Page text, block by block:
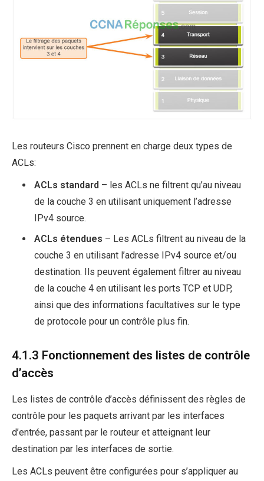
Les routeurs Cisco prennent en charge deux types de
ACLs:
ACLs standard – les ACLs ne filtrent qu’au niveau
de la couche 3 en utilisant uniquement l’adresse
IPv4 source.
ACLs étendues – Les ACLs filtrent au niveau de la
couche 3 en utilisant l’adresse IPv4 source et/ou
destination. Ils peuvent également filtrer au niveau
de la couche 4 en utilisant les ports TCP et UDP,
ainsi que des informations facultatives sur le type
de protocole pour un contrôle plus fin.
4.1.3 Fonctionnement des listes de contrôle
d’accès
Les listes de contrôle d’accès définissent des règles de
contrôle pour les paquets arrivant par les interfaces
d’entrée, passant par le routeur et atteignant leur
destination par les interfaces de sortie.
Les ACLs peuvent être configurées pour s’appliquer au